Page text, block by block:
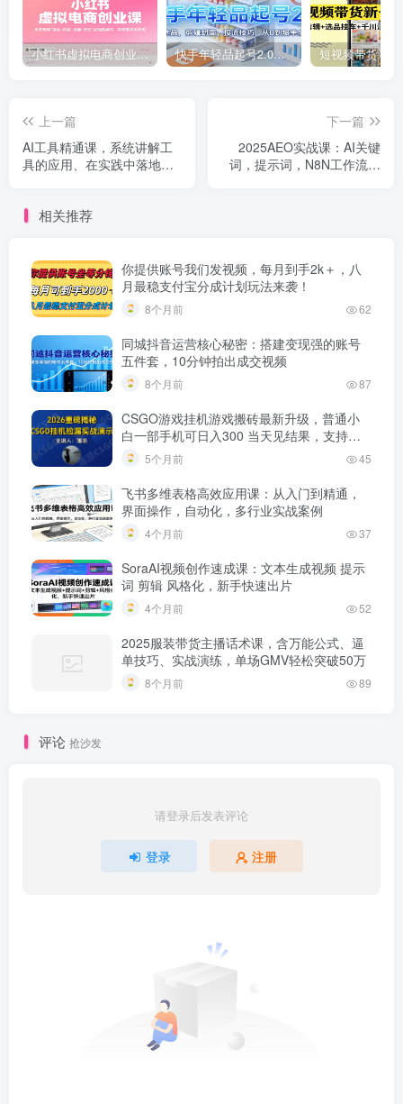
小红书虚拟电商创业课，系统拆解选品-内容-流量-变现，实现零成本变现 快手年轻品起号2.0：养号选品，剪辑封面，投流技巧，从0到爆单全流程
上一篇
AI工具精通课，系统讲解工
具的应用、在实践中落地，
下一篇
2025AEO实战课：AI关键
词，提示词，N8N工作流，
相关推荐
你提供账号我们发视频，每月到手2k＋，八
月最稳支付宝分成计划玩法来袭！
8个月前 62
同城抖音运营核心秘密：搭建变现强的账号
五件套，10分钟拍出成交视频
8个月前 87
CSGO游戏挂机游戏搬砖最新升级，普通小
白一部手机可日入300 当天见结果，支持验
证
5个月前 45
飞书多维表格高效应用课：从入门到精通，
界面操作，自动化，多行业实战案例
4个月前 37
SoraAI视频创作速成课：文本生成视频 提示
词 剪辑 风格化，新手快速出片
4个月前 52
2025服装带货主播话术课，含万能公式、逼
单技巧、实战演练，单场GMV轻松突破50万
8个月前 89
评论 抢沙发
请登录后发表评论
登录 注册